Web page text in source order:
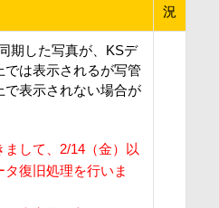
況
期した写真が、KSデ
では表示されるが写管
で表示されない場合が
まして、2/14（金）以
タ復旧処理を行いま